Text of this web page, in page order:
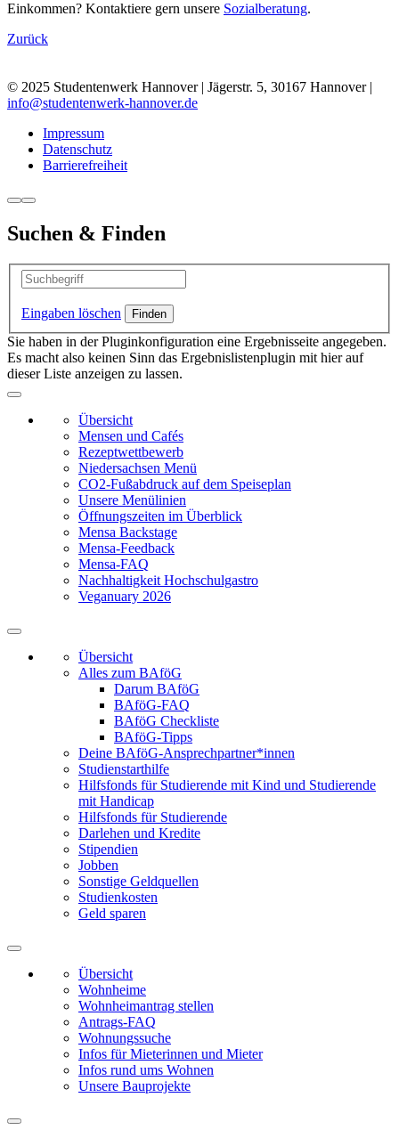
Einkommen? Kontaktiere gern unsere Sozialberatung.
Zurück
© 2025 Studentenwerk Hannover | Jägerstr. 5, 30167 Hannover |
info@studentenwerk-hannover.de
Impressum
Datenschutz
Barrierefreiheit
Suchen & Finden
Eingaben löschen
Sie haben in der Pluginkonfiguration eine Ergebnisseite angegeben.
Es macht also keinen Sinn das Ergebnislistenplugin mit hier auf
dieser Liste anzeigen zu lassen.
Übersicht
Mensen und Cafés
Rezeptwettbewerb
Niedersachsen Menü
CO2-Fußabdruck auf dem Speiseplan
Unsere Menülinien
Öffnungszeiten im Überblick
Mensa Backstage
Mensa-Feedback
Mensa-FAQ
Nachhaltigkeit Hochschulgastro
Veganuary 2026
Übersicht
Alles zum BAföG
Darum BAföG
BAföG-FAQ
BAföG Checkliste
BAföG-Tipps
Deine BAföG-Ansprechpartner*innen
Studienstarthilfe
Hilfsfonds für Studierende mit Kind und Studierende
mit Handicap
Hilfsfonds für Studierende
Darlehen und Kredite
Stipendien
Jobben
Sonstige Geldquellen
Studienkosten
Geld sparen
Übersicht
Wohnheime
Wohnheimantrag stellen
Antrags-FAQ
Wohnungssuche
Infos für Mieterinnen und Mieter
Infos rund ums Wohnen
Unsere Bauprojekte